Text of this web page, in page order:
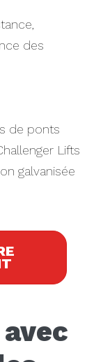
des
de ponts
Lifts
galvanisée